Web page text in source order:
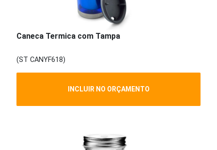
Caneca Termica com Tampa
(ST CANYF618)
INCLUIR NO ORÇAMENTO